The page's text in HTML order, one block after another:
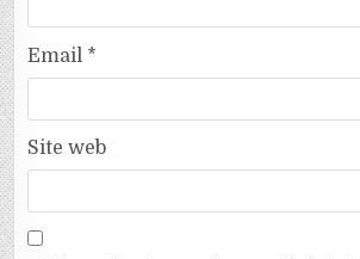
Email *
Site web